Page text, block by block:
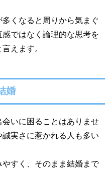
くなると周りから気まぐ
ではなく論理的な思考を
えます。
婚
いに困ることはありませ
実さに惹かれる人も多い
すく、そのまま結婚まで